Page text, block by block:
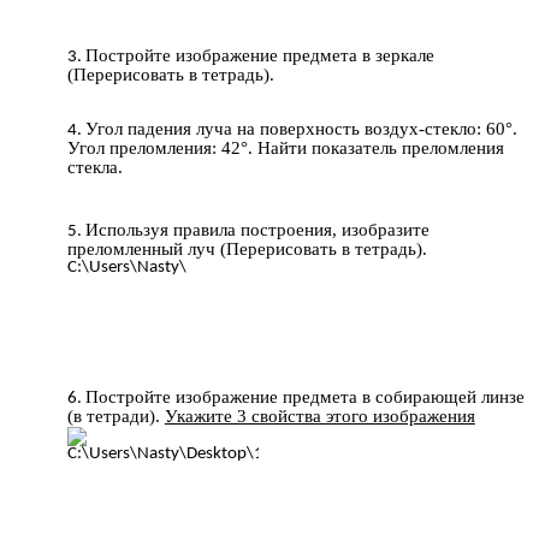
Постройте изображение предмета в зеркале
(Перерисовать в тетрадь).
Угол падения луча на поверхность воздух-стекло: 60°.
Угол преломления: 42°. Найти показатель преломления
стекла.
Используя правила построения, изобразите
преломленный луч (Перерисовать в тетрадь).
Постройте изображение предмета в собирающей линзе
(в тетради). Укажите 3 свойства этого изображения